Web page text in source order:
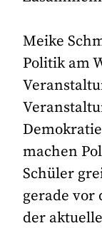
Meike
Politik am
machen
Schüler
gerade vor
der